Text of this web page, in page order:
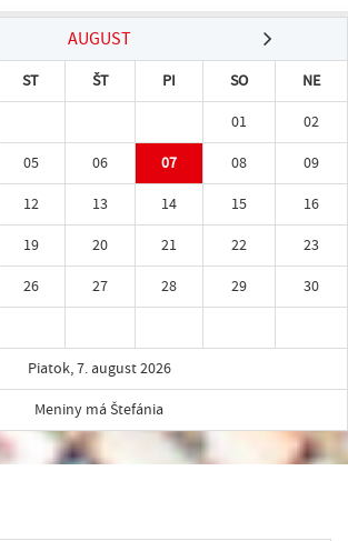
AUGUST
ST ŠT PI SO
NE
01
02
05 06 07 08
09
12 13 14 15
16
19 20 21 22
23
26 27 28 29
30
Piatok, 7. august 2026
Meniny má Štefánia